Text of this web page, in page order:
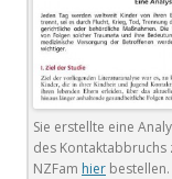
Sie erstellte eine
des Kontaktabbruchs
NZFam hier bestellen.